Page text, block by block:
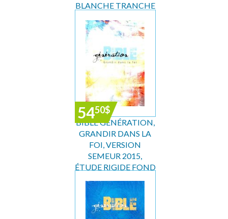
BLANCHE TRANCHE
5450$
BIBLE GÉNÉRATION,
GRANDIR DANS LA
FOI, VERSION
SEMEUR 2015,
ÉTUDE RIGIDE FOND